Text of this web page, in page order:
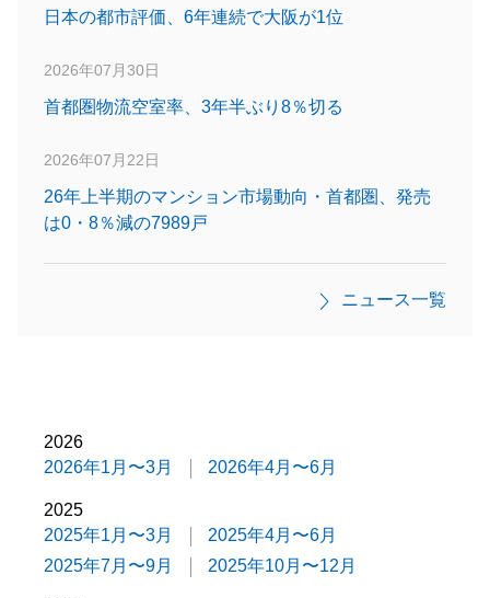
日本の都市評価、6年連続で大阪が1位
2026年07月30日
首都圏物流空室率、3年半ぶり8％切る
2026年07月22日
26年上半期のマンション市場動向・首都圏、発売
は0・8％減の7989戸
ニュース一覧
2026
2026年1月〜3月
2026年4月〜6月
2025
2025年1月〜3月
2025年4月〜6月
2025年7月〜9月
2025年10月〜12月